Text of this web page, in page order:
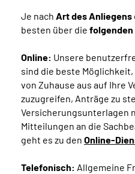
Je nach Art des Anliegens
besten über die folgenden
Online: Unsere
sind die beste
von Zuhause aus auf Ihre
zuzugreifen, Anträge zu
Versicherungsunterlagen
Mitteilungen an die
geht es zu den Online-
Telefonisch: Allgemeine